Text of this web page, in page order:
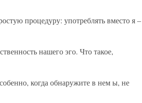
процедуру: употреблять вместо я –
нашего эго. Что такое,
когда обнаружите в нем ы, не